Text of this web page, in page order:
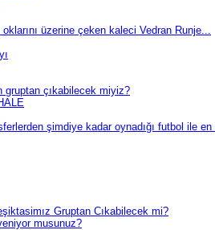
üzerine çeken kaleci Vedran Runje...
gruptan çıkabilecek miyiz?
şimdiye kadar oynadığı futbol ile en
Gruptan Cıkabilecek mi?
musunuz?